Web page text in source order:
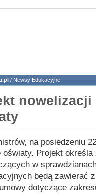
/ Newsy Edukacyjne
na posiedzeniu
oświaty. Projekt
w
będą zawierać
dotyczące